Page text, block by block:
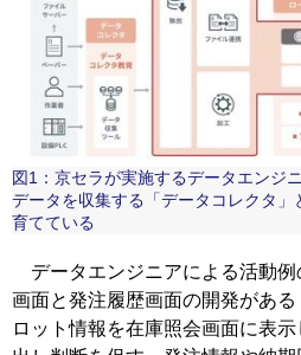
図1：京セラが実施するデータエンジ
データを収集する「データコレクタ」
育てている
データエンジニアによる活動例
画面と発注履歴画面の開発があ
ロット情報を在庫照会画面に表